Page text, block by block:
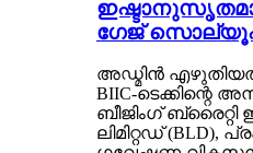
ഗേജ്
അഡ്മിൻ എഴുതിയത്
BIIC-
ബീജിംഗ് ബ്രൈറ്റി
ലിമിറ്റഡ്